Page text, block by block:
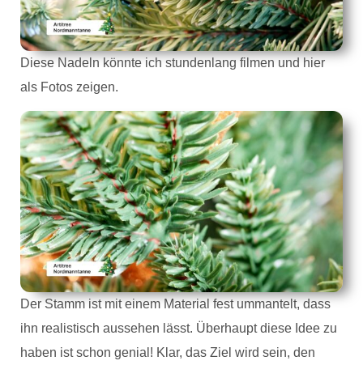
Diese Nadeln könnte ich stundenlang filmen und hier
als Fotos zeigen.
Der Stamm ist mit einem Material fest ummantelt, dass
ihn realistisch aussehen lässt. Überhaupt diese Idee zu
haben ist schon genial! Klar, das Ziel wird sein, den